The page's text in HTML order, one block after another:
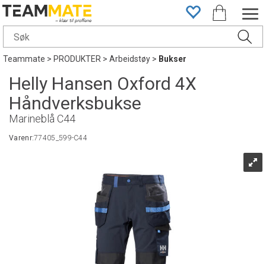
Teammate>PRODUKTER>Arbeidstøy> Bukser
Helly Hansen Oxford 4X
Håndverksbukse
Marineblå C44
Varenr:77405_599-C44